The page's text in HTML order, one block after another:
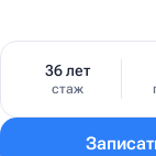
36 лет
стаж